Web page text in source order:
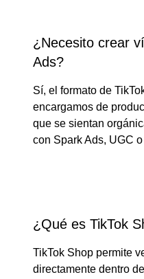
¿Necesito crear
Ads?
Sí, el formato de
encargamos de
que se sientan
con Spark Ads, UGC
¿Qué es TikTok
TikTok Shop permite
directamente dentro